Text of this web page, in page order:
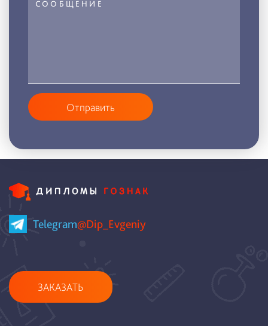
Отправить
Telegram@Dip_Evgeniy
ЗАКАЗАТЬ